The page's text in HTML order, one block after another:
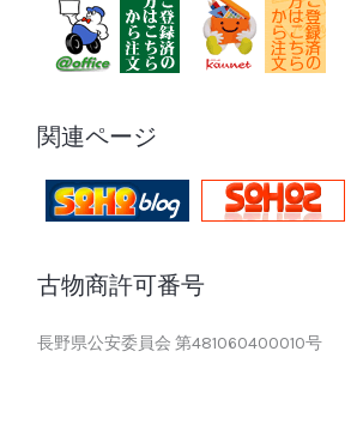
関連ページ
古物商許可番号
長野県公安委員会 第481060400010号